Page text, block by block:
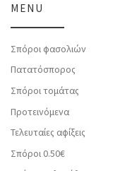
MENU
Σπόροι φασολιών
Πατατόσπορος
Σπόροι τομάτας
Προτεινόμενα
Τελευταίες αφίξεις
Σπόροι 0.50€